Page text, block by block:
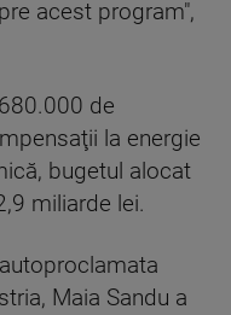
acest program",
de
la energie
bugetul alocat
miliarde lei.
Maia Sandu a